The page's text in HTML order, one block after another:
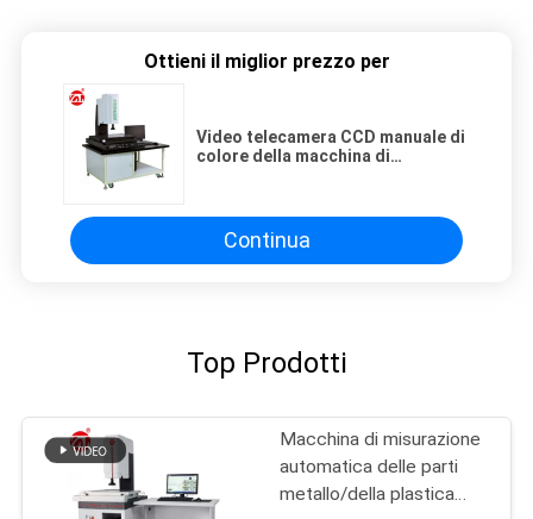
Ottieni il miglior prezzo per
Video telecamera CCD manuale di
colore della macchina di
Continua
Top Prodotti
Macchina di misurazione
automatica delle parti
metallo/della plastica